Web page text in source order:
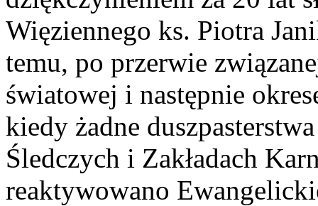
Więziennego ks. Piotra
temu, po przerwie
światowej i następnie
kiedy żadne
Śledczych i Zakładach
reaktywowano